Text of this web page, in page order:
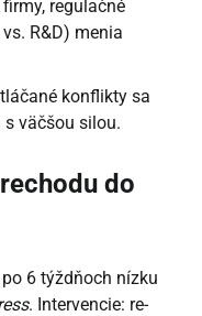
regulačné
R&D) menia
konflikty sa
väčšou silou.
do
6 týždňoch nízku
. Intervencie: re-